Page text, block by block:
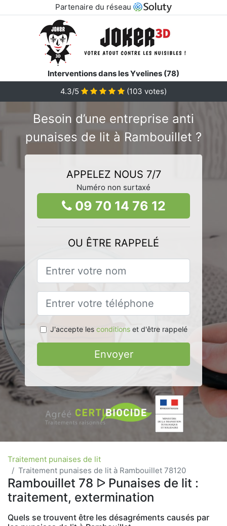
Partenaire du réseau
Interventions dans les Yvelines (78)
4.3/5
(103 votes)
Besoin d’une entreprise anti
punaises de lit à Rambouillet ?
APPELEZ NOUS 7/7
Numéro non surtaxé
09 70 14 76 12
OU ÊTRE RAPPELÉ
J'accepte les conditionset d'être rappelé
Envoyer
Traitement punaises de lit
Traitement punaises de lit à Rambouillet 78120
Rambouillet 78 ᐅ Punaises de lit :
traitement, extermination
Quels se trouvent être les désagréments causés par